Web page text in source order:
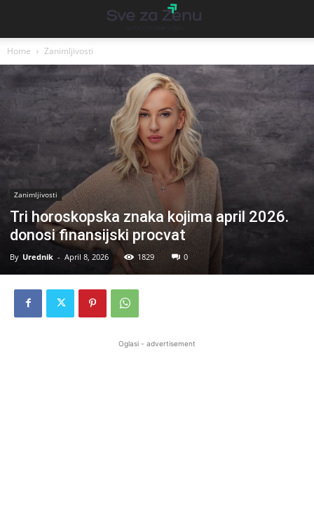
Home Zanimljivosti
Zanimljivosti
Tri horoskopska znaka kojima april 2026.
donosi finansijski procvat
By Urednik - April 8, 2026 1829 0
Oglasi - advertisement